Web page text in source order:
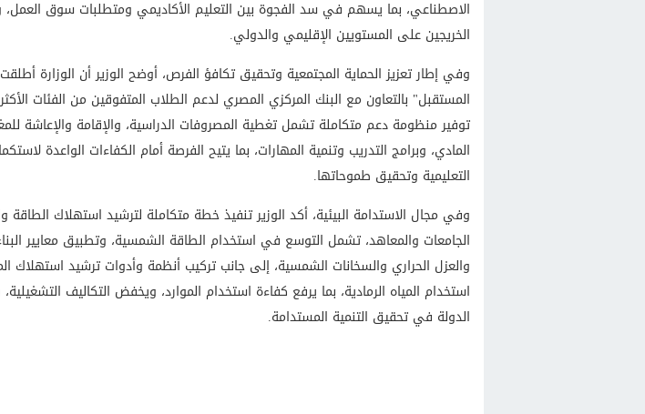
الاصطناعي، بما يسهم في سد الفجوة بين التعليم الأكاديمي ومتطلبات سوق العمل،
الخريجين على المستويين الإقليمي والدولي.
وفي إطار تعزيز الحماية المجتمعية وتحقيق تكافؤ الفرص، أوضح الوزير أن الوزارة
المستقبل" بالتعاون مع البنك المركزي المصري لدعم الطلاب المتفوقين من الفئات
توفير منظومة دعم متكاملة تشمل تغطية المصروفات الدراسية، والإقامة والإعاشة
المادي، وبرامج التدريب وتنمية المهارات، بما يتيح الفرصة أمام الكفاءات الواعدة
التعليمية وتحقيق طموحاتها.
وفي مجال الاستدامة البيئية، أكد الوزير تنفيذ خطة متكاملة لترشيد استهلاك الطاقة
الجامعات والمعاهد، تشمل التوسع في استخدام الطاقة الشمسية، وتطبيق معايير
والعزل الحراري والسخانات الشمسية، إلى جانب تركيب أنظمة وأدوات ترشيد استهلاك
استخدام المياه الرمادية، بما يرفع كفاءة استخدام الموارد، ويخفض التكاليف
الدولة في تحقيق التنمية المستدامة.